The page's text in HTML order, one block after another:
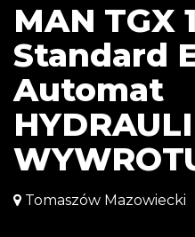
MAN TGX
Standard
Automat
Tomaszów Mazowiecki